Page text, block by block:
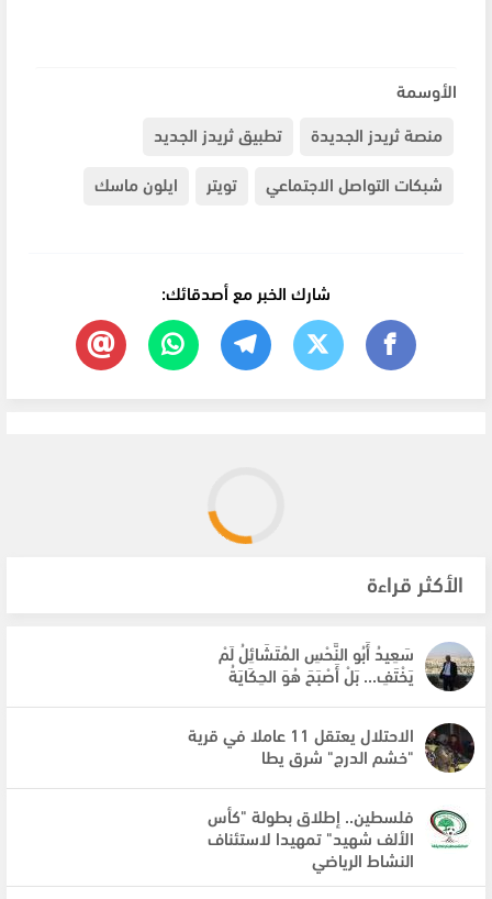
الأوسمة
منصة ثريدز الجديدة
تطبيق ثريدز الجديد
شبكات التواصل الاجتماعي
تويتر ايلون ماسك
شارك الخبر مع أصدقائك:
الأكثر قراءة
سَعِيدُ أَبُو النَّحْسِ المُتَشَائِلُ لَمْ
يَخْتَفِ... بَلْ أَصْبَحَ هُوَ الحِكَايَةُ
الاحتلال يعتقل 11 عاملا في قرية
"خشم الدرج" شرق يطا
فلسطين.. إطلاق بطولة "كأس
الألف شهيد" تمهيدا لاستئناف
النشاط الرياضي